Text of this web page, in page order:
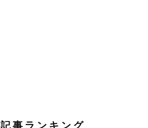
記事ランキング